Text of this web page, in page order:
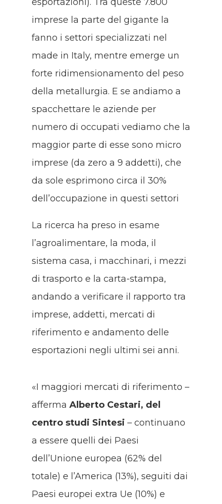
imprese la parte del gigante la
fanno i settori specializzati nel
made in Italy, mentre emerge un
forte ridimensionamento del peso
della metallurgia. E se andiamo a
spacchettare le aziende per
numero di occupati vediamo che la
maggior parte di esse sono micro
imprese (da zero a 9 addetti), che
da sole esprimono circa il 30%
dell’occupazione in questi settori
La ricerca ha preso in esame
l’agroalimentare, la moda, il
sistema casa, i macchinari, i mezzi
di trasporto e la carta-stampa,
andando a verificare il rapporto tra
imprese, addetti, mercati di
riferimento e andamento delle
esportazioni negli ultimi sei anni.
«I maggiori mercati di riferimento –
afferma Alberto Cestari, del
centro studi Sintesi – continuano
a essere quelli dei Paesi
dell’Unione europea (62% del
totale) e l’America (13%), seguiti dai
Paesi europei extra Ue (10%) e